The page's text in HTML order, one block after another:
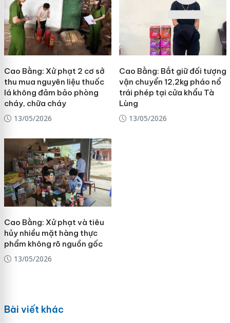
Cao Bằng: Xử phạt 2 cơ sở
thu mua nguyên liệu thuốc
lá không đảm bảo phòng
cháy, chữa cháy
13/05/2026
Cao Bằng: Bắt giữ đối tượng
vận chuyển 12,2kg pháo nổ
trái phép tại cửa khẩu Tà
Lùng
13/05/2026
Cao Bằng: Xử phạt và tiêu
hủy nhiều mặt hàng thực
phẩm không rõ nguồn gốc
13/05/2026
Bài viết khác